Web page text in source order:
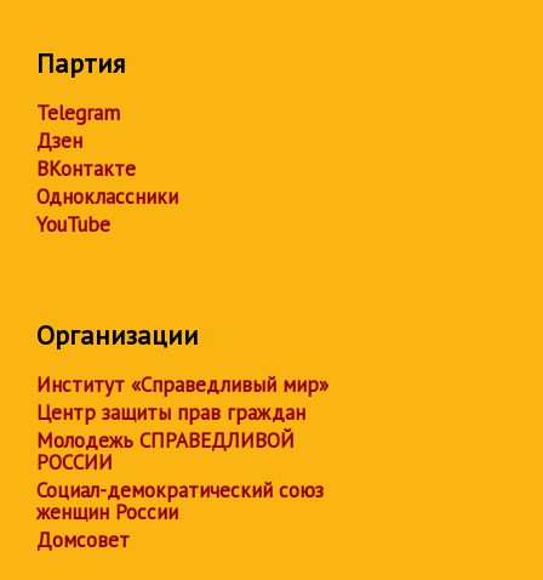
Партия
Telegram
Дзен
ВКонтакте
Одноклассники
YouTube
Организации
Институт «Справедливый мир»
Центр защиты прав граждан
Молодежь СПРАВЕДЛИВОЙ
РОССИИ
Социал-демократический союз
женщин России
Домсовет